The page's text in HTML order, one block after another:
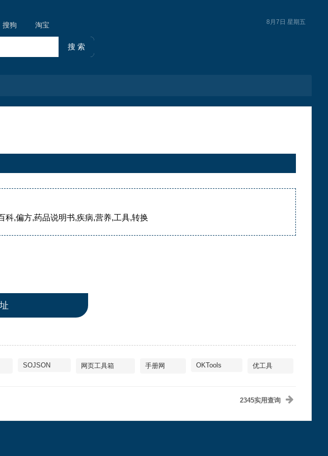
搜狗 淘宝 8月7日 星期五
科,偏方,药品说明书,疾病,营养,工具,转换
SOJSON 网页工具箱 手册网 OKTools 优工具
2345实用查询